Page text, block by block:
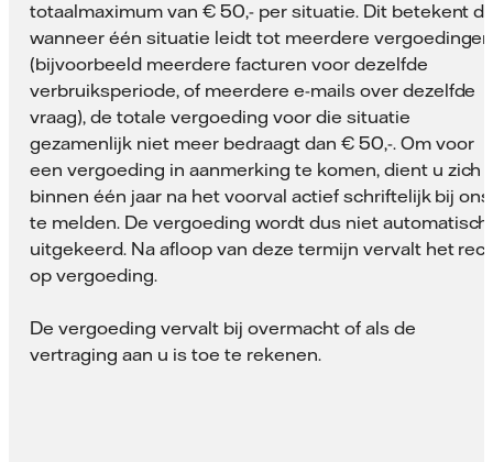
totaalmaximum van € 50,- per situatie. Dit betekent
wanneer één situatie leidt tot meerdere vergoedingen
(bijvoorbeeld meerdere facturen voor dezelfde
verbruiksperiode, of meerdere e-mails over dezelfde
vraag), de totale vergoeding voor die situatie
gezamenlijk niet meer bedraagt dan € 50,-. Om voor
een vergoeding in aanmerking te komen, dient u zich
binnen één jaar na het voorval actief schriftelijk bij ons
te melden. De vergoeding wordt dus niet automatisch
uitgekeerd. Na afloop van deze termijn vervalt het
op vergoeding.
De vergoeding vervalt bij overmacht of als de
vertraging aan u is toe te rekenen.